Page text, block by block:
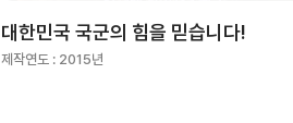
대한민국 국군의 힘을 믿습니다!
제작연도 : 2015년